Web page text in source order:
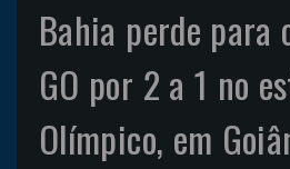
Bahia perde para
GO por 2 a 1 no
Olímpico, em